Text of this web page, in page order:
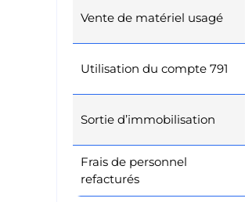
Vente de matériel usagé
Utilisation du compte 791
Sortie d’immobilisation
Frais de personnel
refacturés